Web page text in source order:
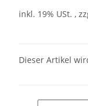
inkl. 19% USt. ,
Dieser Artikel